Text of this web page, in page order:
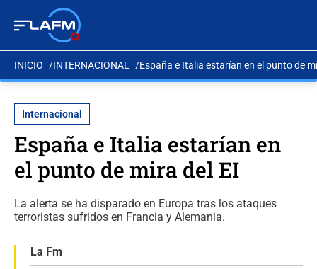
INICIO INTERNACIONAL España e Italia estarían en el punto de
Internacional
España e Italia estarían en
el punto de mira del EI
La alerta se ha disparado en Europa tras los ataques
terroristas sufridos en Francia y Alemania.
La Fm